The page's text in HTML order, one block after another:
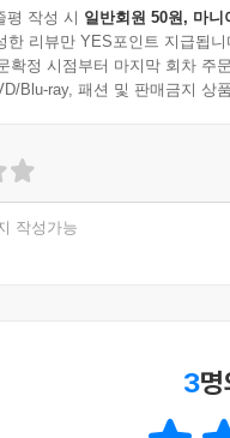
호법
관한 법률
및 관리에 관한 법률
평 작성 시 일반회원 50원, 마니
한 리뷰만 YES포인트 지급됩니
확정 시점부터 마지막 회차 주
Blu-ray, 패션 및 판매금지 상
작성가능
3